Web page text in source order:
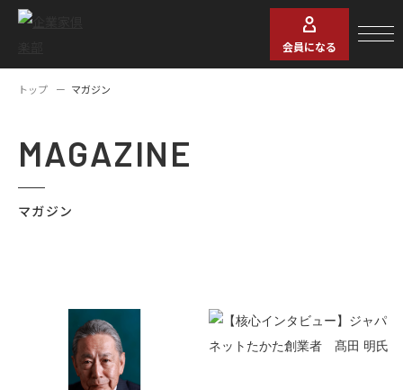
会員になる
トップ マガジン
MAGAZINE
マガジン